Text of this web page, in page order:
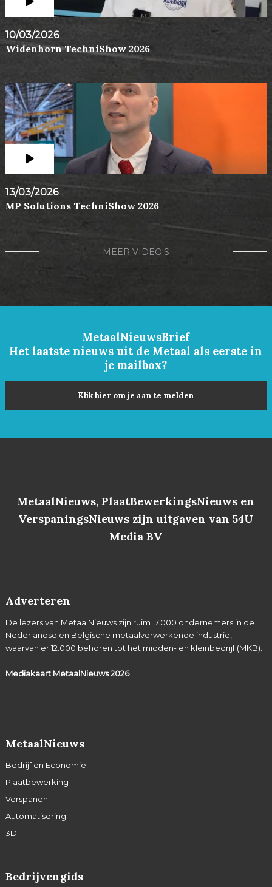
10/03/2026
Widenhorn TechniShow 2026
13/03/2026
MP Solutions TechniShow 2026
MEER VIDEO'S
MetaalNieuwsBrief
Het laatste nieuws uit de Metaal als eerste in
je mailbox?
Klik hier om je aan te melden
MetaalNieuws, PlaatBewerkingsNieuws en
VerspaningsNieuws zijn uitgaven van 54U
Media BV
Adverteren
De lezers van MetaalNieuws zijn ruim 17.000 ondernemers in de
Nederlandse en Belgische metaalverwerkende industrie,
waarvan er 12.000 behoren tot het midden- en kleinbedrijf (MKB).
Mediakaart MetaalNieuws2026
MetaalNieuws
Bedrijf en Economie
Plaatbewerking
Verspanen
Automatisering
3D
Bedrijvengids